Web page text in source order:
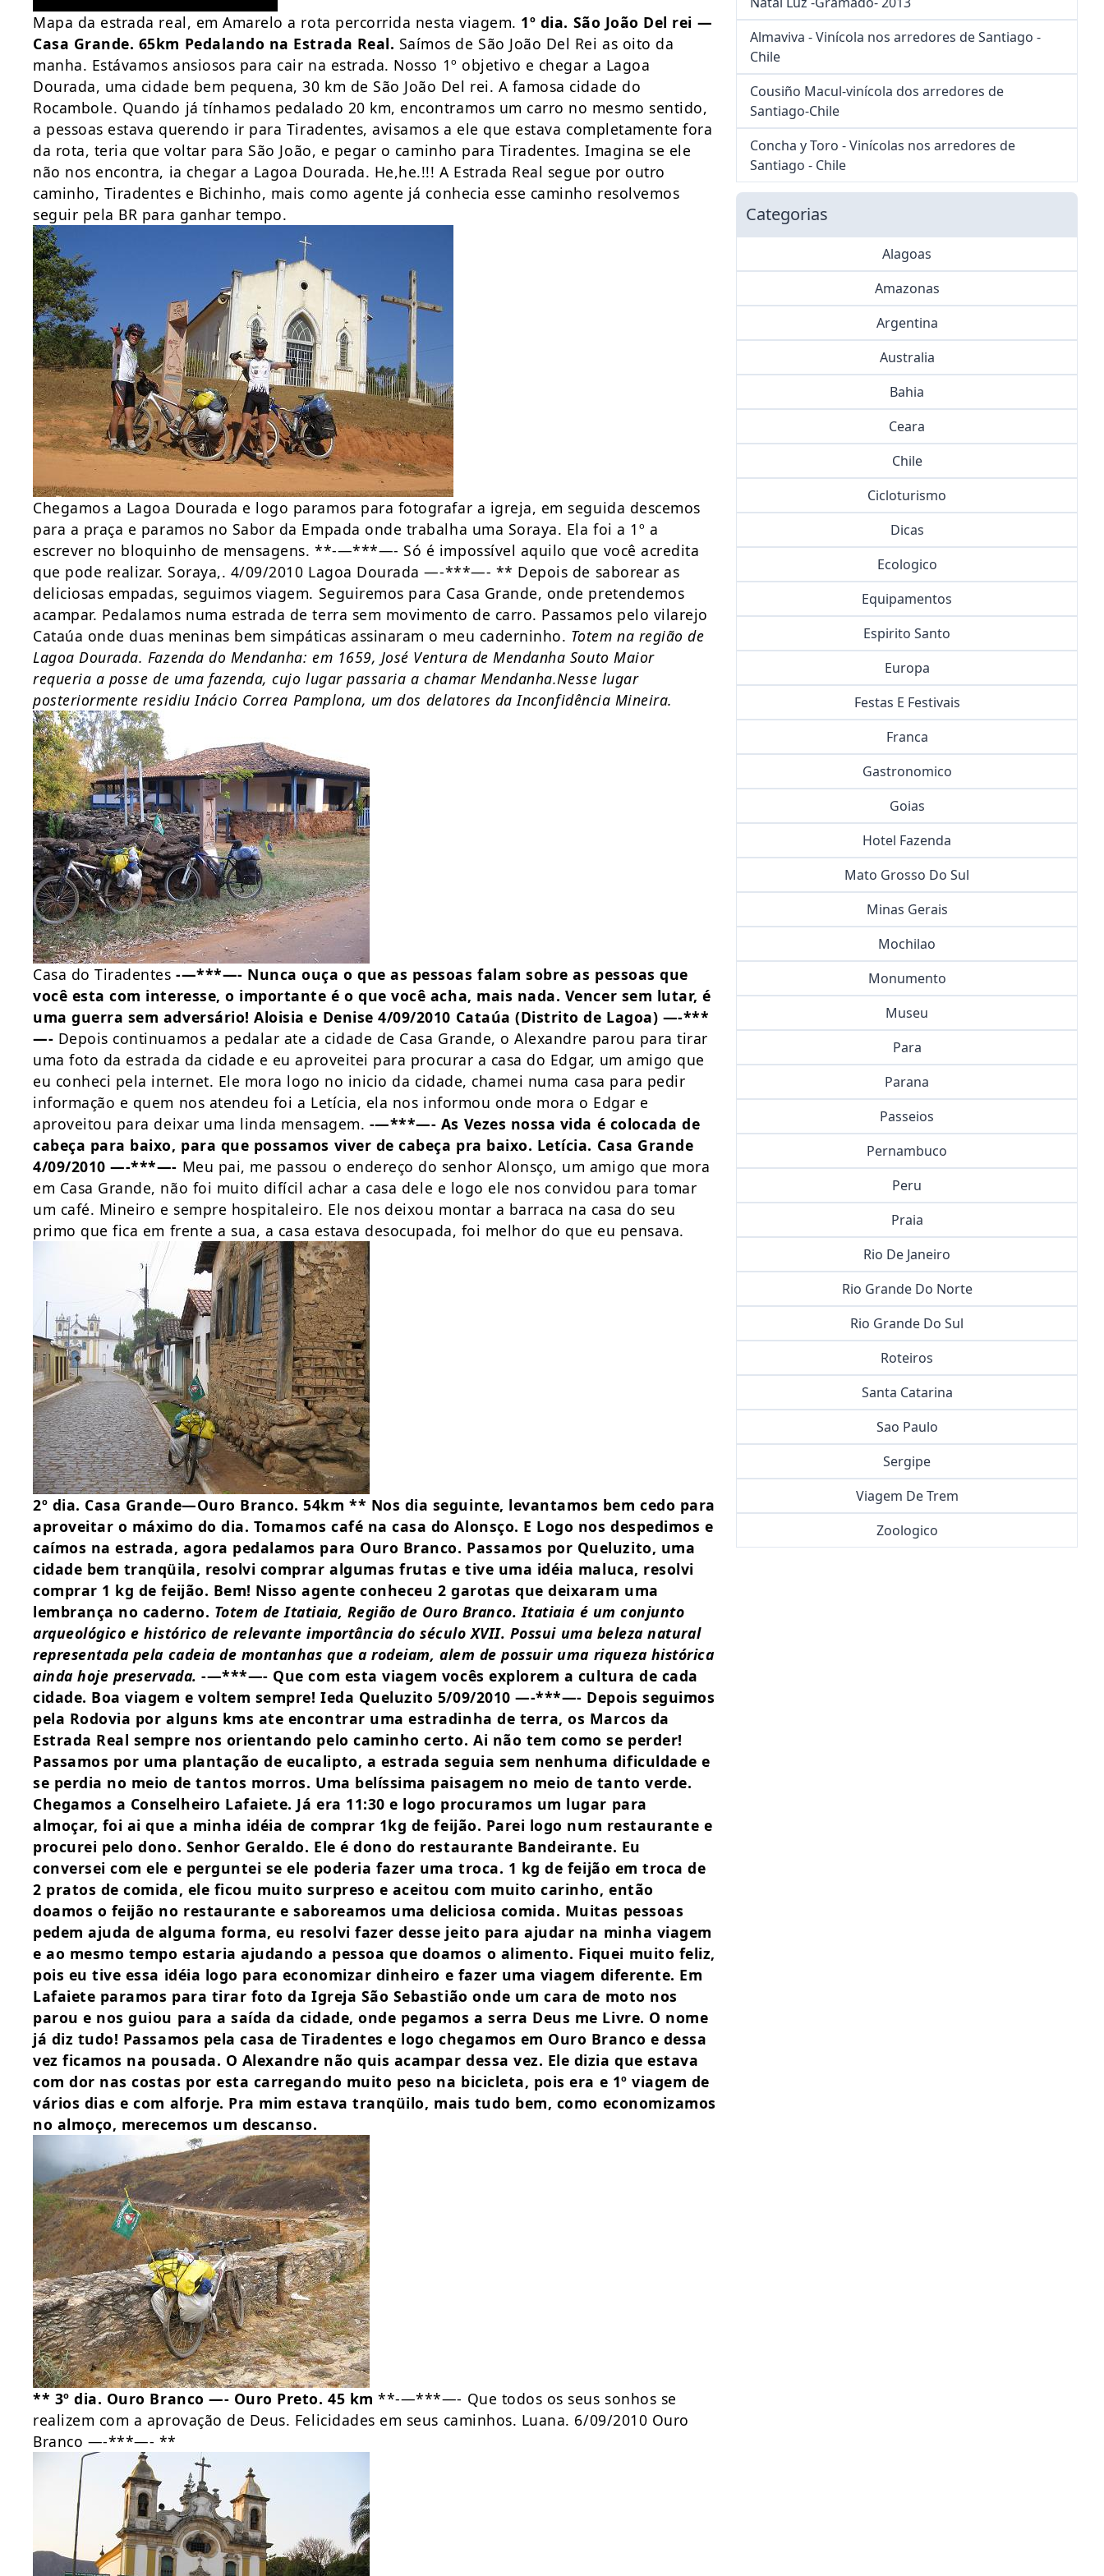
Mapa da estrada real, em Amarelo a rota percorrida nesta viagem. 1º dia. São João Del rei —
Casa Grande. 65km Pedalando na Estrada Real. Saímos de São João Del Rei as oito da
manha. Estávamos ansiosos para cair na estrada. Nosso 1º objetivo e chegar a Lagoa
Dourada, uma cidade bem pequena, 30 km de São João Del rei. A famosa cidade do
Rocambole. Quando já tínhamos pedalado 20 km, encontramos um carro no mesmo sentido,
a pessoas estava querendo ir para Tiradentes, avisamos a ele que estava completamente fora
da rota, teria que voltar para São João, e pegar o caminho para Tiradentes. Imagina se ele
não nos encontra, ia chegar a Lagoa Dourada. He,he.!!! A Estrada Real segue por outro
caminho, Tiradentes e Bichinho, mais como agente já conhecia esse caminho resolvemos
seguir pela BR para ganhar tempo.
Chegamos a Lagoa Dourada e logo paramos para fotografar a igreja, em seguida descemos
para a praça e paramos no Sabor da Empada onde trabalha uma Soraya. Ela foi a 1º a
escrever no bloquinho de mensagens. **-—***—- Só é impossível aquilo que você acredita
que pode realizar. Soraya,. 4/09/2010 Lagoa Dourada —-***—- ** Depois de saborear as
deliciosas empadas, seguimos viagem. Seguiremos para Casa Grande, onde pretendemos
acampar. Pedalamos numa estrada de terra sem movimento de carro. Passamos pelo vilarejo
Cataúa onde duas meninas bem simpáticas assinaram o meu caderninho. Totem na região de
Lagoa Dourada. Fazenda do Mendanha: em 1659, José Ventura de Mendanha Souto Maior
requeria a posse de uma fazenda, cujo lugar passaria a chamar Mendanha.Nesse lugar
posteriormente residiu Inácio Correa Pamplona, um dos delatores da Inconfidência Mineira.
Casa do Tiradentes-—***—- Nunca ouça o que as pessoas falam sobre as pessoas que
você esta com interesse, o importante é o que você acha, mais nada. Vencer sem lutar, é
uma guerra sem adversário! Aloisia e Denise 4/09/2010 Cataúa (Distrito de Lagoa) —-***
—- Depois continuamos a pedalar ate a cidade de Casa Grande, o Alexandre parou para tirar
uma foto da estrada da cidade e eu aproveitei para procurar a casa do Edgar, um amigo que
eu conheci pela internet. Ele mora logo no inicio da cidade, chamei numa casa para pedir
informação e quem nos atendeu foi a Letícia, ela nos informou onde mora o Edgar e
aproveitou para deixar uma linda mensagem. -—***—- As Vezes nossa vida é colocada de
cabeça para baixo, para que possamos viver de cabeça pra baixo. Letícia. Casa Grande
4/09/2010 —-***—- Meu pai, me passou o endereço do senhor Alonsço, um amigo que mora
em Casa Grande, não foi muito difícil achar a casa dele e logo ele nos convidou para tomar
um café. Mineiro e sempre hospitaleiro. Ele nos deixou montar a barraca na casa do seu
primo que fica em frente a sua, a casa estava desocupada, foi melhor do que eu pensava.
2º dia. Casa Grande—Ouro Branco. 54km ** Nos dia seguinte, levantamos bem cedo para
aproveitar o máximo do dia. Tomamos café na casa do Alonsço. E Logo nos despedimos e
caímos na estrada, agora pedalamos para Ouro Branco. Passamos por Queluzito, uma
cidade bem tranqüila, resolvi comprar algumas frutas e tive uma idéia maluca, resolvi
comprar 1 kg de feijão. Bem! Nisso agente conheceu 2 garotas que deixaram uma
lembrança no caderno. Totem de Itatiaia, Região de Ouro Branco. Itatiaia é um conjunto
arqueológico e histórico de relevante importância do século XVII. Possui uma beleza natural
representada pela cadeia de montanhas que a rodeiam, alem de possuir uma riqueza histórica
ainda hoje preservada. -—***—- Que com esta viagem vocês explorem a cultura de cada
cidade. Boa viagem e voltem sempre! Ieda Queluzito 5/09/2010 —-***—- Depois seguimos
pela Rodovia por alguns kms ate encontrar uma estradinha de terra, os Marcos da
Estrada Real sempre nos orientando pelo caminho certo. Ai não tem como se perder!
Passamos por uma plantação de eucalipto, a estrada seguia sem nenhuma dificuldade e
se perdia no meio de tantos morros. Uma belíssima paisagem no meio de tanto verde.
Chegamos a Conselheiro Lafaiete. Já era 11:30 e logo procuramos um lugar para
almoçar, foi ai que a minha idéia de comprar 1kg de feijão. Parei logo num restaurante e
procurei pelo dono. Senhor Geraldo. Ele é dono do restaurante Bandeirante. Eu
conversei com ele e perguntei se ele poderia fazer uma troca. 1 kg de feijão em troca de
2 pratos de comida, ele ficou muito surpreso e aceitou com muito carinho, então
doamos o feijão no restaurante e saboreamos uma deliciosa comida. Muitas pessoas
pedem ajuda de alguma forma, eu resolvi fazer desse jeito para ajudar na minha viagem
e ao mesmo tempo estaria ajudando a pessoa que doamos o alimento. Fiquei muito feliz,
pois eu tive essa idéia logo para economizar dinheiro e fazer uma viagem diferente. Em
Lafaiete paramos para tirar foto da Igreja São Sebastião onde um cara de moto nos
parou e nos guiou para a saída da cidade, onde pegamos a serra Deus me Livre. O nome
já diz tudo! Passamos pela casa de Tiradentes e logo chegamos em Ouro Branco e dessa
vez ficamos na pousada. O Alexandre não quis acampar dessa vez. Ele dizia que estava
com dor nas costas por esta carregando muito peso na bicicleta, pois era e 1º viagem de
vários dias e com alforje. Pra mim estava tranqüilo, mais tudo bem, como economizamos
no almoço, merecemos um descanso.
** 3º dia. Ouro Branco —- Ouro Preto. 45 km **-—***—- Que todos os seus sonhos se
realizem com a aprovação de Deus. Felicidades em seus caminhos. Luana. 6/09/2010 Ouro
Branco —-***—- **
Almaviva - Vinícola nos arredores de Santiago -
Chile
Cousiño Macul-vinícola dos arredores de
Santiago-Chile
Concha y Toro - Vinícolas nos arredores de
Santiago - Chile
Categorias
Alagoas
Amazonas
Argentina
Australia
Bahia
Ceara
Chile
Cicloturismo
Dicas
Ecologico
Equipamentos
Espirito Santo
Europa
Festas E Festivais
Franca
Gastronomico
Goias
Hotel Fazenda
Mato Grosso Do Sul
Minas Gerais
Mochilao
Monumento
Museu
Para
Parana
Passeios
Pernambuco
Peru
Praia
Rio De Janeiro
Rio Grande Do Norte
Rio Grande Do Sul
Roteiros
Santa Catarina
Sao Paulo
Sergipe
Viagem De Trem
Zoologico